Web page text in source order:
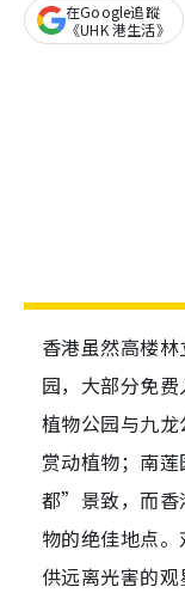
在Google追蹤
《UHK 港生活》
香港虽然高楼
园，大部分免
植物公园与九
赏动植物；南
都”景致，而香
物的绝佳地点
供远离光害的